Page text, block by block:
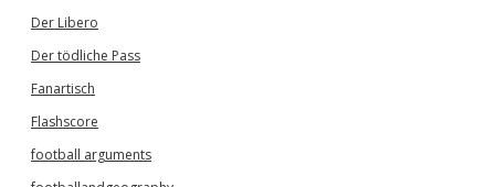
Der Libero
Der tödliche Pass
Fanartisch
Flashscore
football arguments